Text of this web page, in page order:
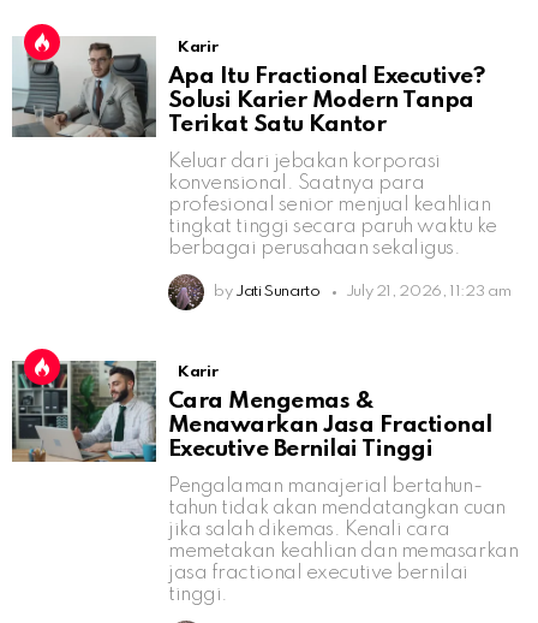
Karir
Apa Itu Fractional Executive?
Solusi Karier Modern Tanpa
Terikat Satu Kantor
Keluar dari jebakan korporasi
konvensional. Saatnya para
profesional senior menjual keahlian
tingkat tinggi secara paruh waktu ke
berbagai perusahaan sekaligus.
by Jati Sunarto July 21, 2026, 11:23 am
Karir
Cara Mengemas &
Menawarkan Jasa Fractional
Executive Bernilai Tinggi
Pengalaman manajerial bertahun-
tahun tidak akan mendatangkan cuan
jika salah dikemas. Kenali cara
memetakan keahlian dan memasarkan
jasa fractional executive bernilai
tinggi.